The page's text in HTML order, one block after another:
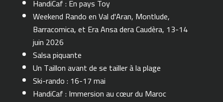
HandiCaf : En pays Toy
Weekend Rando en Val d'Aran, Montlude,
Barracomica, et Era Ansa dera Caudèra, 13-14
juin 2026
Salsa piquante
Un Taillon avant de se tailler à la plage
Ski-rando : 16-17 mai
HandiCaf : Immersion au cœur du Maroc